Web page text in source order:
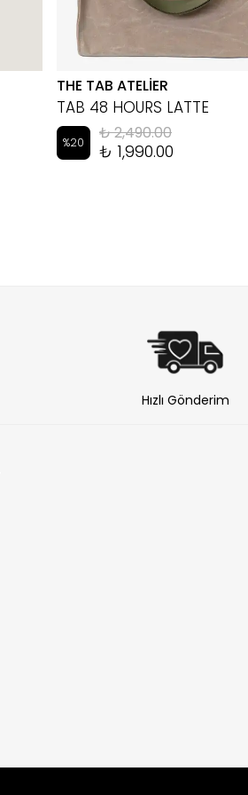
THE TAB ATELİER
TAB 48 HOURS LATTE
%20 ₺ 2,490.00
₺ 1,990.00
Hızlı Gönderim